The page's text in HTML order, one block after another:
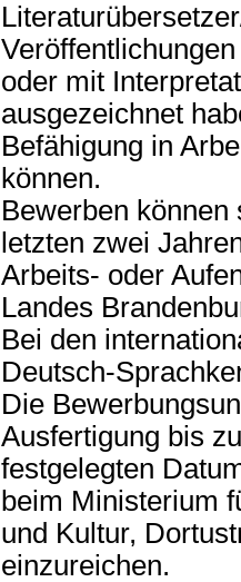
oder mit
ausgezeichnet
Befähigung in
können.
Bewerben können
letzten zwei
Arbeits- oder
Landes
Bei den
Deutsch-
Die
Ausfertigung bis
festgelegten
beim Ministerium
und Kultur,
einzureichen.